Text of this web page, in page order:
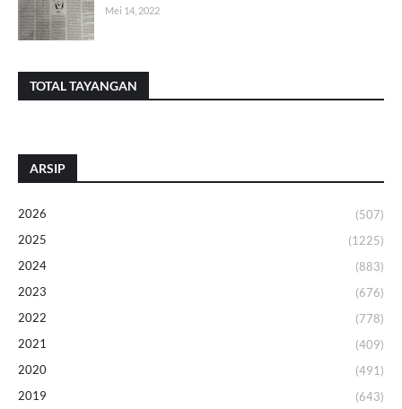
Mei 14, 2022
TOTAL TAYANGAN
ARSIP
2026
(507)
2025
(1225)
2024
(883)
2023
(676)
2022
(778)
2021
(409)
2020
(491)
2019
(643)